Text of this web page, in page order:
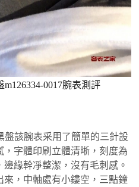
0017腕表測評
盤該腕表采用了簡單的三針設
字體印刷立體清晰，刻度為
緣幹凈整潔，沒有毛刺感。
來，中軸處有小鏤空，三點鐘